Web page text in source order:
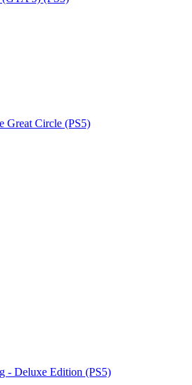
Great Circle (PS5)
- Deluxe Edition (PS5)